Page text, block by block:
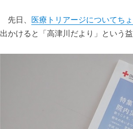
先日、 医療トリアージについてち
出かけると「高津川だより」という